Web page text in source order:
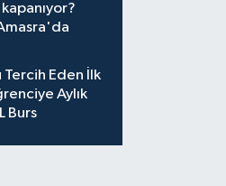
kapanıyor?
Tercih Eden İlk
Aylık
Burs